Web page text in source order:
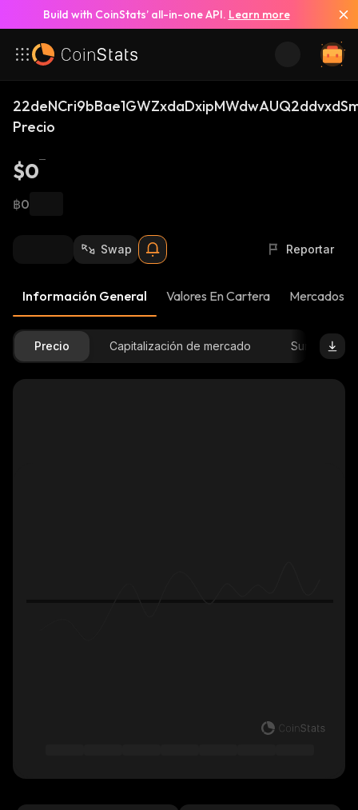
Build with CoinStats’ all-in-one API. Learn more
Precio
$0
฿0
Swap Reportar
Información General Valores En Cartera Mercados
Precio Capitalización de mercado Suministro